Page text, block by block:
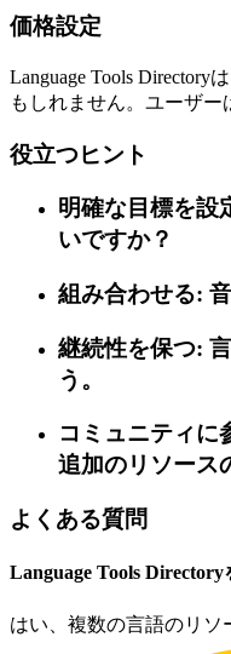
価格設定
Language Tools
もしれません。ユーザ
役立つヒント
明確な目標を設
いですか？
組み合わせる:
継続性を保つ:
う。
コミュニティに
追加のリソース
よくある質問
Language Tools
はい、複数の言語のリ